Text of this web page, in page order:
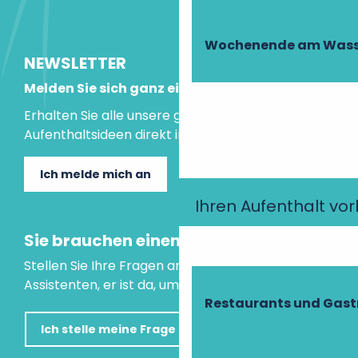
Wochenende am
Ihren Aufenthalt
Restaurants und
NEWSLETTER
Melden Sie sich ganz einfach an!
Erhalten Sie alle unsere guten Tipps und
Aufenthaltsideen direkt in Ihre Mailbox.
Ich melde mich an
Sie brauchen einen Rat?
Stellen Sie Ihre Fragen an unseren virtuellen
Assistenten, er ist da, um Ihnen zu helfen.
Ich stelle meine Frage